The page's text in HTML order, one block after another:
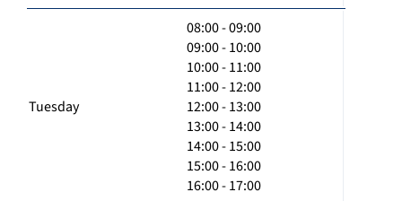
Tuesday
08:00 - 09:00
09:00 - 10:00
10:00 - 11:00
11:00 - 12:00
12:00 - 13:00
13:00 - 14:00
14:00 - 15:00
15:00 - 16:00
16:00 - 17:00